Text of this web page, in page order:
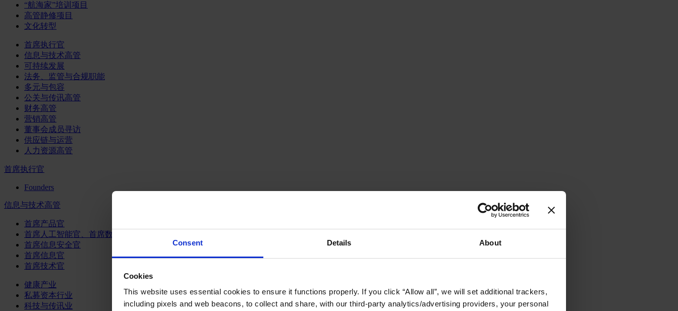
Consent Details About
Cookies
This website uses essential cookies to ensure it functions properly. If you click “Allow all”, we will set additional trackers,
including pixels and web beacons, to collect and share, with our third-party analytics/advertising providers, your personal
“航海家”培训项目
高管静修项目
文化转型
首席执行官
信息与技术高管
可持续发展
法务、监管与合规职能
多元与包容
公关与传讯高管
财务高管
营销高管
董事会成员寻访
供应链与运营
人力资源高管
首席执行官
Founders
信息与技术高管
首席产品官
首席人工智能官、首席数据官和首席数据解析官
首席信息安全官
首席信息官
首席技术官
健康产业
私募资本行业
科技与传讯业